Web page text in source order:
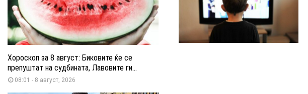
Хороскоп за 8 август: Биковите ќе се
препуштат на судбината, Лавовите ги...
08:01 - 8 август, 2026